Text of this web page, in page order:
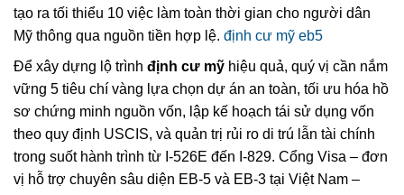
tạo ra tối thiểu 10 việc làm toàn thời gian cho người dân
Mỹ thông qua nguồn tiền hợp lệ. định cư mỹ eb5
Để xây dựng lộ trình định cư mỹ hiệu quả, quý vị cần nắm
vững 5 tiêu chí vàng lựa chọn dự án an toàn, tối ưu hóa hồ
sơ chứng minh nguồn vốn, lập kế hoạch tái sử dụng vốn
theo quy định USCIS, và quản trị rủi ro di trú lẫn tài chính
trong suốt hành trình từ I-526E đến I-829. Cổng Visa – đơn
vị hỗ trợ chuyên sâu diện EB-5 và EB-3 tại Việt Nam –